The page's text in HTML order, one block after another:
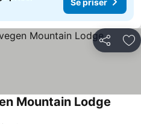
Del
Mountain Lodge